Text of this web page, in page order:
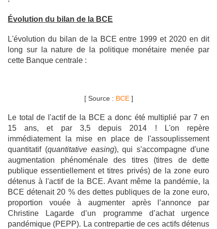
Évolution du bilan de la BCE
L'évolution du bilan de la BCE entre 1999 et 2020 en dit
long sur la nature de la politique monétaire menée par
cette Banque centrale :
[ Source : BCE]
Le total de l'actif de la BCE a donc été multiplié par 7 en
15 ans, et par 3,5 depuis 2014 ! L'on repère
immédiatement la mise en place de l'assouplissement
quantitatif (quantitative easing), qui s'accompagne d'une
augmentation phénoménale des titres (titres de dette
publique essentiellement et titres privés) de la zone euro
détenus à l'actif de la BCE. Avant même la pandémie, la
BCE détenait 20 % des dettes publiques de la zone euro,
proportion vouée à augmenter après l’annonce par
Christine Lagarde d’un programme d’achat urgence
pandémique (PEPP). La contrepartie de ces actifs détenus